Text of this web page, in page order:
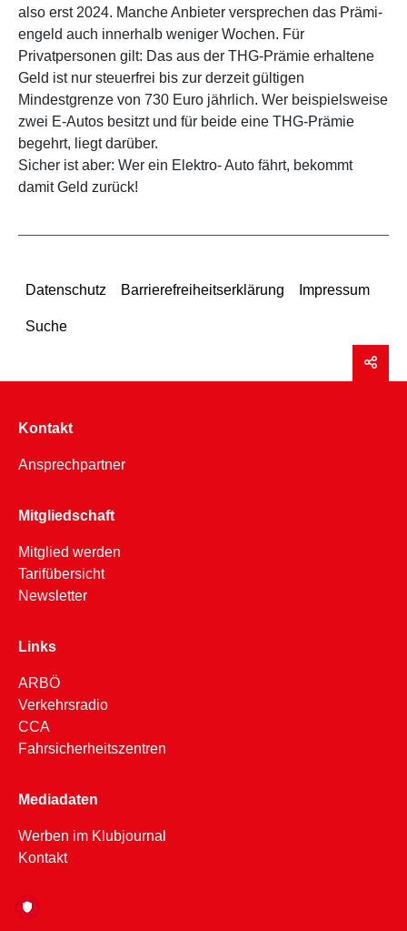
also erst 2024. Manche Anbieter versprechen das Prämi-
engeld auch innerhalb weniger Wochen. Für
Privatpersonen gilt: Das aus der THG-Prämie erhaltene
Geld ist nur steuerfrei bis zur derzeit gültigen
Mindestgrenze von 730 Euro jährlich. Wer beispielsweise
zwei E-Autos besitzt und für beide eine THG-Prämie
begehrt, liegt darüber.
Sicher ist aber: Wer ein Elektro- Auto fährt, bekommt
damit Geld zurück!
Datenschutz Barrierefreiheitserklärung Impressum
Suche
Kontakt
Ansprechpartner
Mitgliedschaft
Mitglied werden
Tarifübersicht
Newsletter
Links
ARBÖ
Verkehrsradio
CCA
Fahrsicherheitszentren
Mediadaten
Werben im Klubjournal
Kontakt